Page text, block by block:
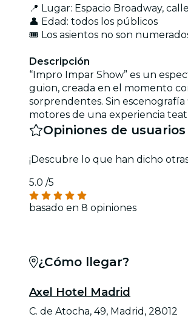
📍 Lugar: Espacio Broadway,
👤 Edad: todos los públicos
🎟️ Los asientos no son
Descripción
“Impro Impar Show” es un
guion, creada en el momento
sorprendentes. Sin
motores de una experiencia
Opiniones de usuarios
¡Descubre lo que han dicho
5.0 /5
basado en 8 opiniones
¿Cómo llegar?
Axel Hotel Madrid
C. de Atocha, 49, Madrid, 28012